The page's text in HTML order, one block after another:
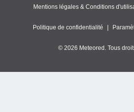
Mentions légales & Conditions
Politique de confidentialité
© 2026 Meteored. Tous